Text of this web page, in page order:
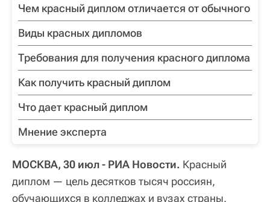
Чем красный диплом отличается от обычного
Виды красных дипломов
Требования для получения красного диплома
Как получить красный диплом
Что дает красный диплом
Мнение эксперта
МОСКВА, 30 июл - РИА Новости. Красный
диплом — цель десятков тысяч россиян,
обучающихся в колледжах и вузах страны.